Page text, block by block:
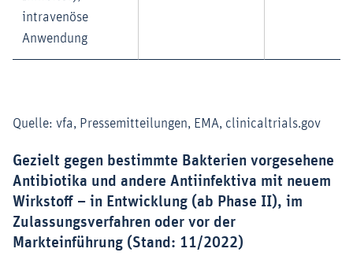
intravenöse
Anwendung
Quelle: vfa, Pressemitteilungen, EMA, clinicaltrials.gov
Gezielt gegen bestimmte Bakterien vorgesehene
Antibiotika und andere Antiinfektiva mit neuem
Wirkstoff – in Entwicklung (ab Phase II), im
Zulassungsverfahren oder vor der
Markteinführung (Stand: 11/2022)